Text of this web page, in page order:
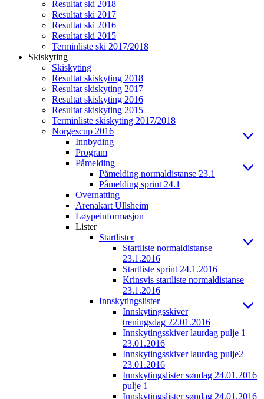
Resultat ski 2018
Resultat ski 2017
Resultat ski 2016
Resultat ski 2015
Terminliste ski 2017/2018
Skiskyting
Skiskyting
Resultat skiskyting 2018
Resultat skiskyting 2017
Resultat skiskyting 2016
Resultat skiskyting 2015
Terminliste skiskyting 2017/2018
Norgescup 2016
Innbyding
Program
Påmelding
Påmelding normaldistanse 23.1
Påmelding sprint 24.1
Overnatting
Arenakart Ullsheim
Løypeinformasjon
Lister
Startlister
Startliste normaldistanse
23.1.2016
Startliste sprint 24.1.2016
Krinsvis startliste normaldistanse
23.1.2016
Innskytingslister
Innskytingsskiver
treningsdag 22.01.2016
Innskytingsskiver laurdag pulje 1
23.01.2016
Innskytingsskiver laurdag pulje2
23.01.2016
Innskytingslister søndag 24.01.2016
pulje 1
Innskytingslister søndag 24.01.2016